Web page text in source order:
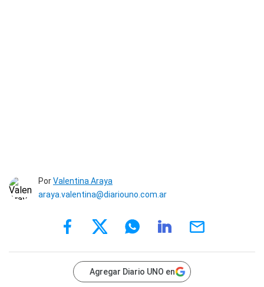
PorValentina Araya
araya.valentina@diariouno.com.ar
Agregar Diario UNO en